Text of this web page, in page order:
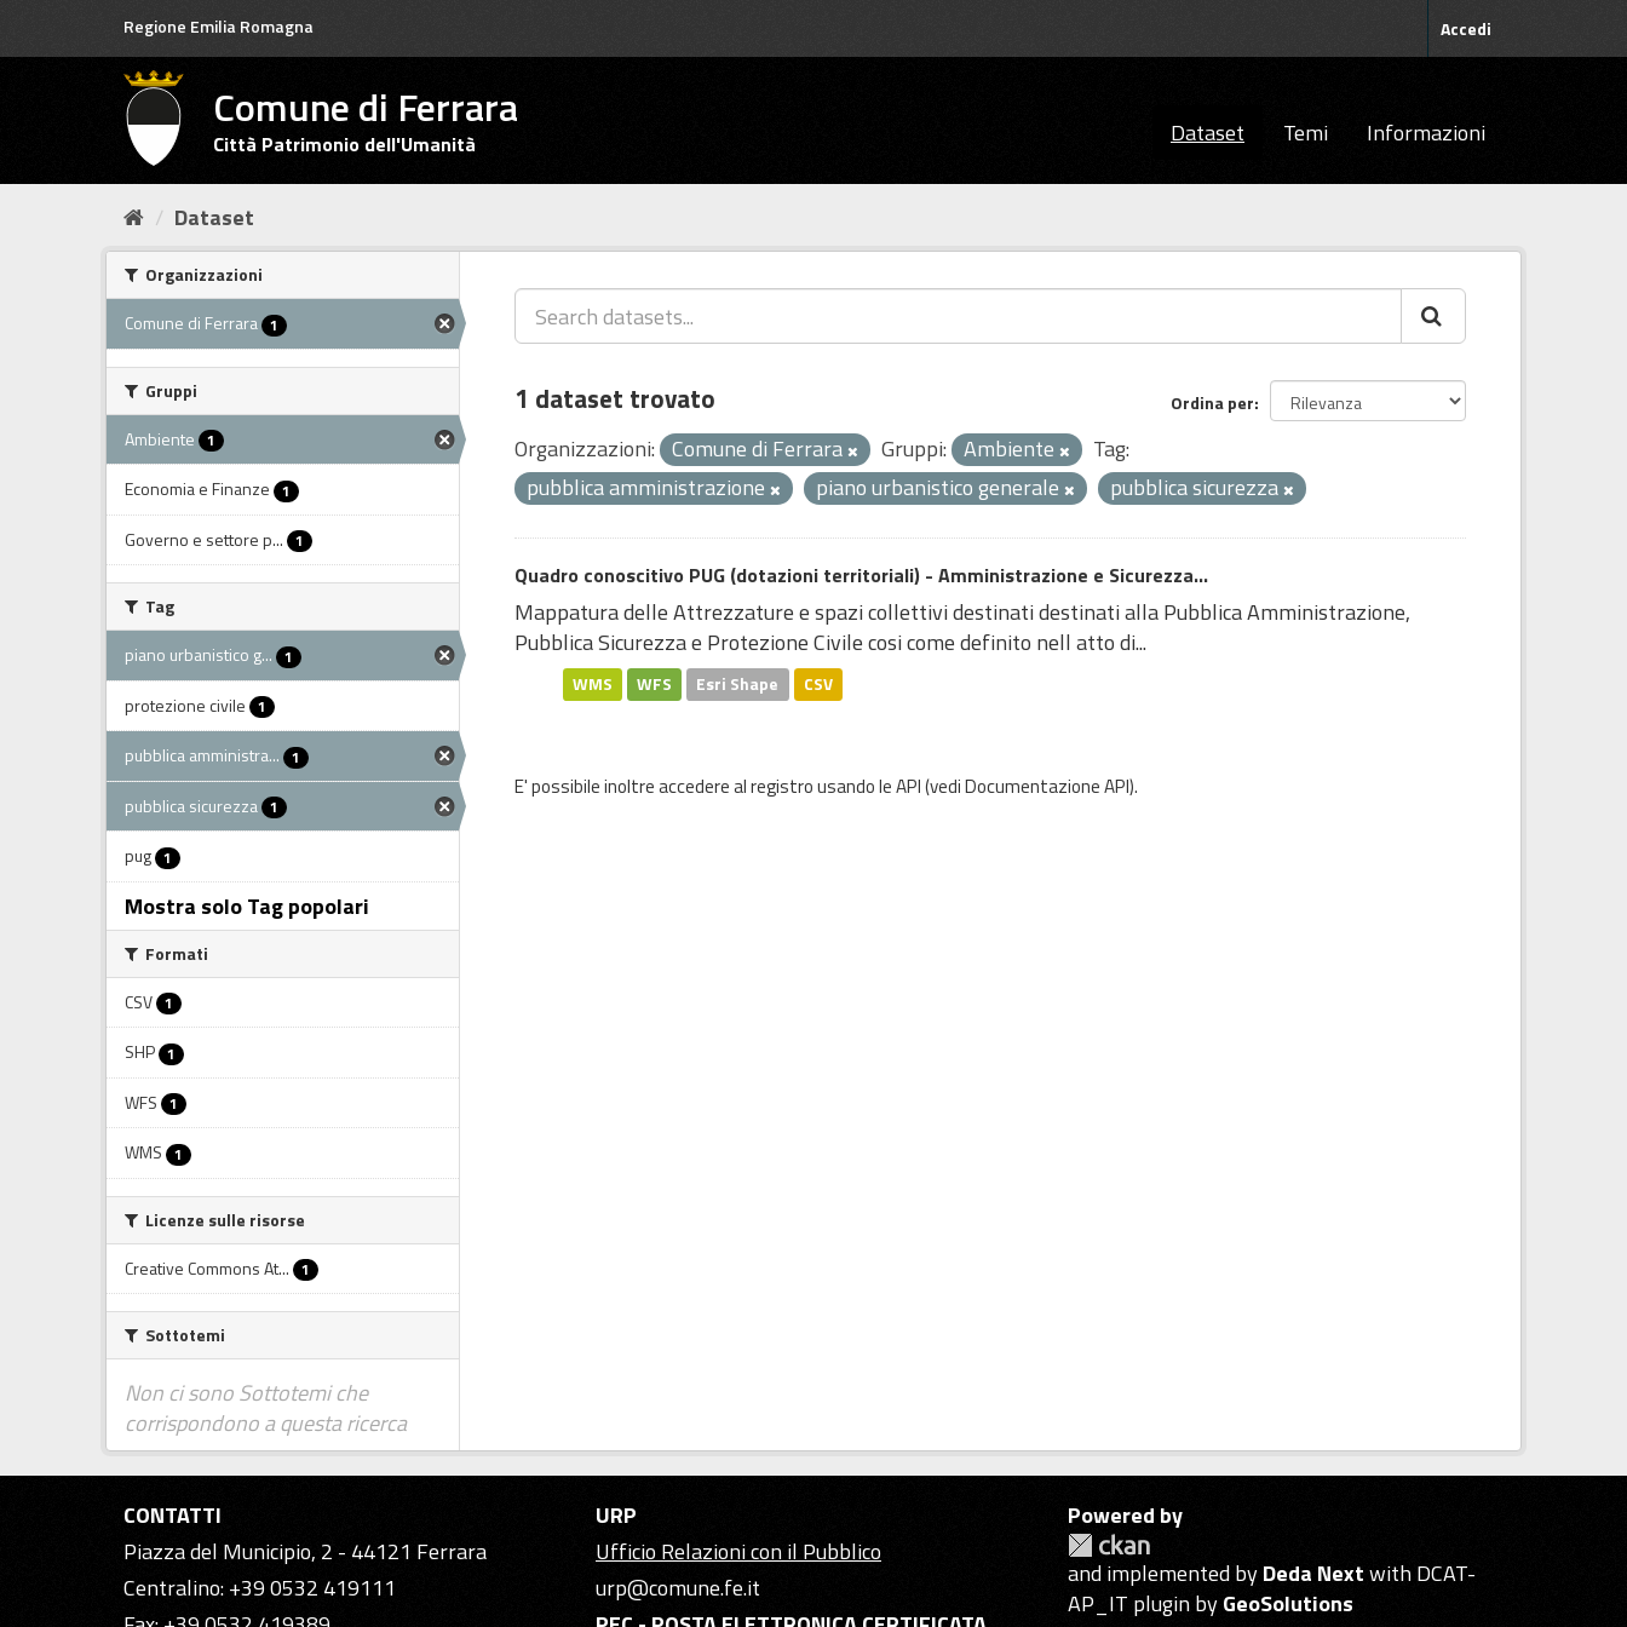
Regione Emilia Romagna Accedi
Comune di Ferrara
Città Patrimonio dell'Umanità Dataset Temi Informazioni
Dataset
Organizzazioni
Comune di Ferrara 1
Gruppi
Ambiente 1
Economia e Finanze 1
Governo e settore p... 1
Tag
piano urbanistico g... 1
protezione civile 1
pubblica amministra... 1
pubblica sicurezza 1
pug 1
Mostra solo Tag popolari
Formati
CSV 1
SHP 1
WFS 1
WMS 1
Licenze sulle risorse
Creative Commons At... 1
Sottotemi
Non ci sono Sottotemi che
corrispondono a questa ricerca
Ordina per
1 dataset trovato
Organizzazioni: Comune di Ferrara Gruppi: Ambiente
Tag:
pubblica amministrazione
piano urbanistico generale pubblica sicurezza
Quadro conoscitivo PUG (dotazioni territoriali) - Amministrazione e Sicurezza...
Mappatura delle Attrezzature e spazi collettivi destinati destinati alla Pubblica Amministrazione,
Pubblica Sicurezza e Protezione Civile cosi come definito nell atto di...
WMS WFS Esri Shape CSV
E' possibile inoltre accedere al registro usando leAPI(vediDocumentazione API).
CONTATTI
Piazza del Municipio, 2 - 44121 Ferrara
Centralino: +39 0532 419111
URP
Ufficio Relazioni con il Pubblico
urp@comune.fe.it
Powered by
and implemented byDeda Nextwith DCAT-
AP_IT plugin byGeoSolutions